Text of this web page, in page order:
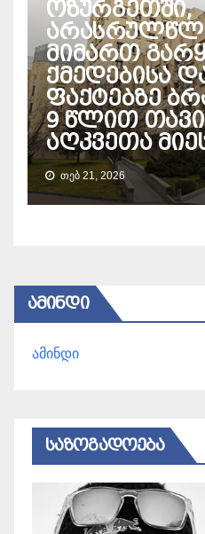
ოზურგეთში,
მიმართ
ქმედებისა
ფაქტებზე
9 წლით
აღკვეთა
ᲗᲔᲑ 21, 2026
ᲐᲛᲘᲜᲓᲘ
ამინდი
ᲡᲐᲖᲝᲒᲐᲓᲝᲔᲑᲐ